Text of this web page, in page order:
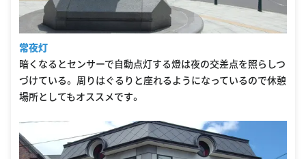
常夜灯
暗くなるとセンサーで自動点灯する燈は夜の交差点を照らしつ
づけている。 周りはぐるりと座れるようになっているので休憩
場所としてもオススメです。